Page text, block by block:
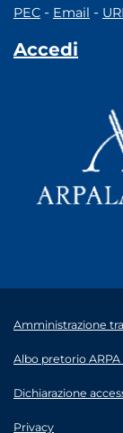
PEC - Email -
Accedi
Amministrazione
Albo pretorio ARPA
Dichiarazione
Privacy